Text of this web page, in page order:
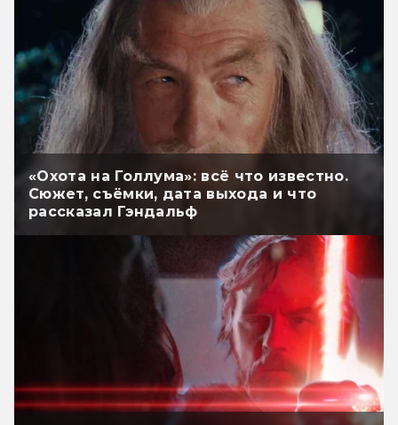
«Охота на Голлума»: всё что известно.
Сюжет, съёмки, дата выхода и что
рассказал Гэндальф